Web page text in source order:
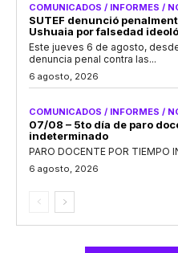
COMUNICADOS / INFORMES /
SUTEF denunció
Ushuaia por falsedad
Este jueves 6 de agosto,
denuncia penal contra las...
6 agosto, 2026
COMUNICADOS / INFORMES /
07/08 – 5to día de paro
indeterminado
PARO DOCENTE POR TIEMPO
6 agosto, 2026